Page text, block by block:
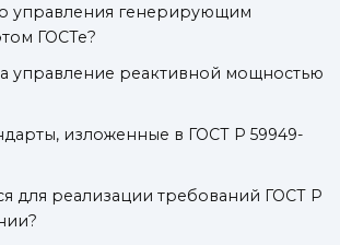
управления генерирующим
ГОСТе?
управление реактивной мощностью
изложенные в ГОСТ Р 59949-
для реализации требований ГОСТ Р